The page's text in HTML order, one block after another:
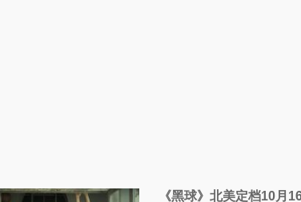
《黑球》北美定档10月